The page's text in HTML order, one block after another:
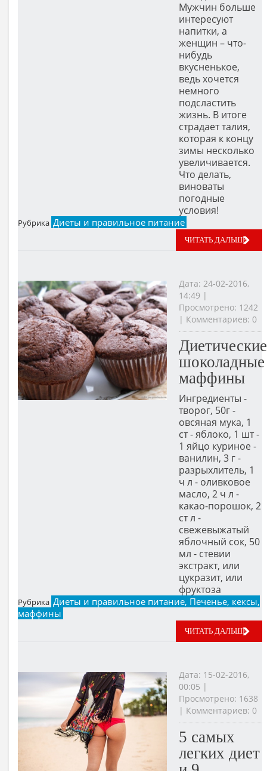
Мужчин больше
интересуют
напитки, а
женщин – что-
нибудь
вкусненькое,
ведь хочется
немного
подсластить
жизнь. В итоге
страдает талия,
которая к концу
зимы несколько
увеличивается.
Что делать,
виноваты
погодные
условия!
Рубрика Диеты и правильное питание
ЧИТАТЬ ДАЛЬШЕ
Дата: 24-02-2016,
14:49 |
Просмотрено: 1242
| Комментариев: 0
Диетические
шоколадные
маффины
Ингредиенты -
творог, 50г -
овсяная мука, 1
ст - яблоко, 1 шт -
1 яйцо куриное -
ванилин, 3 г -
разрыхлитель, 1
ч л - оливковое
масло, 2 ч л -
какао-порошок, 2
ст л -
свежевыжатый
яблочный сок, 50
мл - стевии
экстракт, или
цукразит, или
фруктоза
Рубрика Диеты и правильное питание, Печенье, кексы,
маффины
ЧИТАТЬ ДАЛЬШЕ
Дата: 15-02-2016,
00:05 |
Просмотрено: 1638
| Комментариев: 0
5 самых
легких диет